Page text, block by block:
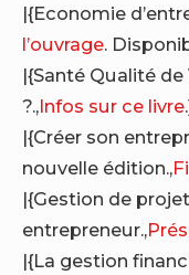
|{Economie
l’ouvrage.
|{Santé Qualité
?.,Infos sur ce livre
|{Créer son
nouvelle édition.,
|{Gestion de
entrepreneur.,
|{La gestion